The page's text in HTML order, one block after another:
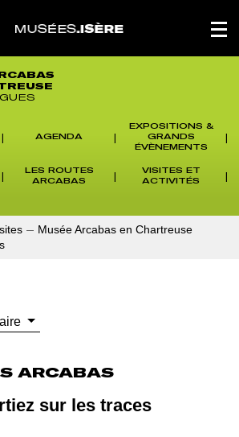
le
AGENDA
EXPOSITIONS &
GRANDS
ÉVÈNEMENTS
LES ROUTES
ARCABAS
VISITES ET
ACTIVITÉS
Musée Arcabas en Chartreuse
ARCABAS
sur les traces